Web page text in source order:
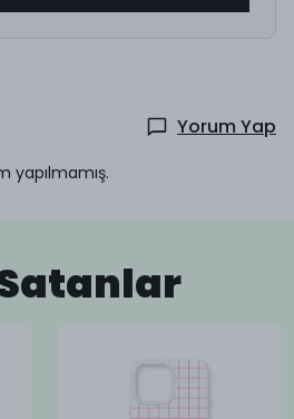
Yorum Yap
yapılmamış.